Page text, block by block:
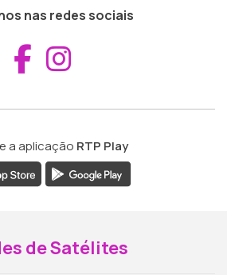
nas redes sociais
Aceder ao
a aplicação RTP Play
de Satélites